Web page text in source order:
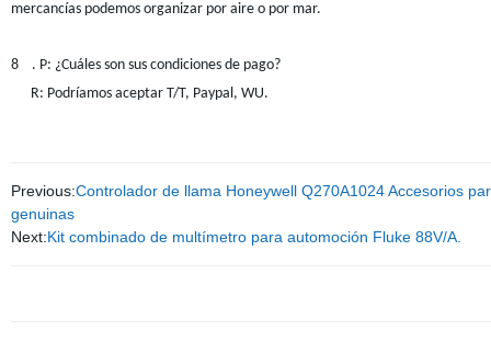
mercancías podemos organizar por aire o por mar.
8
. P: ¿Cuáles son sus condiciones de pago?
R: Podríamos aceptar T/T, Paypal, WU.
Previous:Controlador de llama Honeywell Q270A1024 Accesorios
genuinas
Next:Kit combinado de multímetro para automoción Fluke 88V/A.